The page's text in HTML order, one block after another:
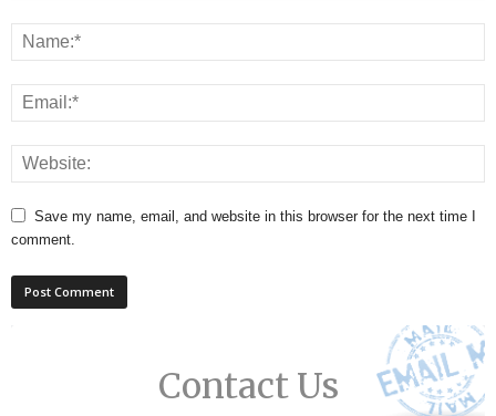
Save my name, email, and website in this browser for the next time I
comment.
Contact Us